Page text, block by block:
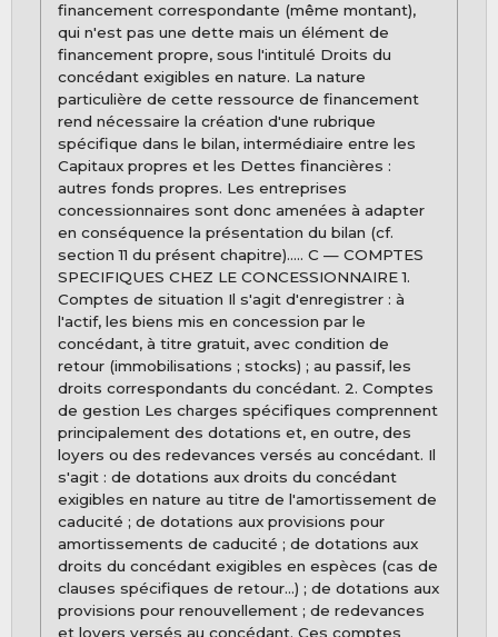
financement correspondante (même montant),
qui n'est pas une dette mais un élément de
financement propre, sous l'intitulé Droits du
concédant exigibles en nature. La nature
particulière de cette ressource de financement
rend nécessaire la création d'une rubrique
spécifique dans le bilan, intermédiaire entre les
Capitaux propres et les Dettes financières :
autres fonds propres. Les entreprises
concessionnaires sont donc amenées à adapter
en conséquence la présentation du bilan (cf.
section 11 du présent chapitre)..... C — COMPTES
SPECIFIQUES CHEZ LE CONCESSIONNAIRE 1.
Comptes de situation Il s'agit d'enregistrer : à
l'actif, les biens mis en concession par le
concédant, à titre gratuit, avec condition de
retour (immobilisations ; stocks) ; au passif, les
droits correspondants du concédant. 2. Comptes
de gestion Les charges spécifiques comprennent
principalement des dotations et, en outre, des
loyers ou des redevances versés au concédant. Il
s'agit : de dotations aux droits du concédant
exigibles en nature au titre de l'amortissement de
caducité ; de dotations aux provisions pour
amortissements de caducité ; de dotations aux
droits du concédant exigibles en espèces (cas de
clauses spécifiques de retour...) ; de dotations aux
provisions pour renouvellement ; de redevances
et loyers versés au concédant. Ces comptes